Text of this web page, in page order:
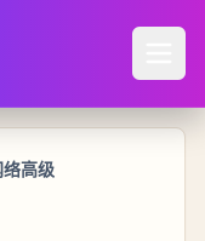
高级